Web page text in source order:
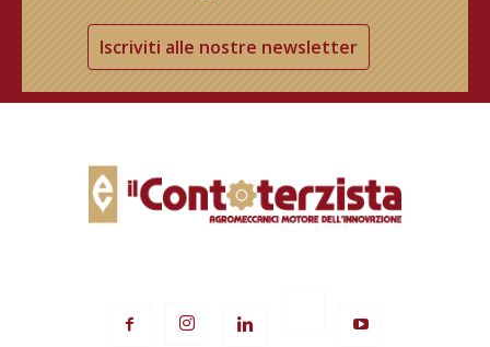
Iscriviti alle nostre newsletter